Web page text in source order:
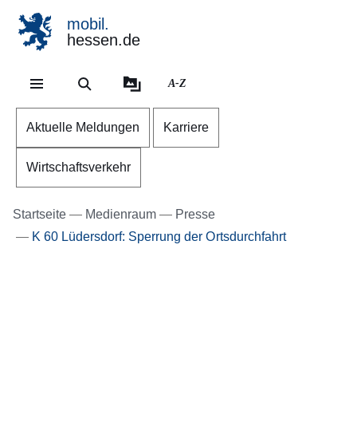
mobil.
hessen.de
A-Z
Aktuelle Meldungen Karriere
Wirtschaftsverkehr
Startseite Medienraum
Presse
K 60 Lüdersdorf: Sperrung der Ortsdurchfahrt